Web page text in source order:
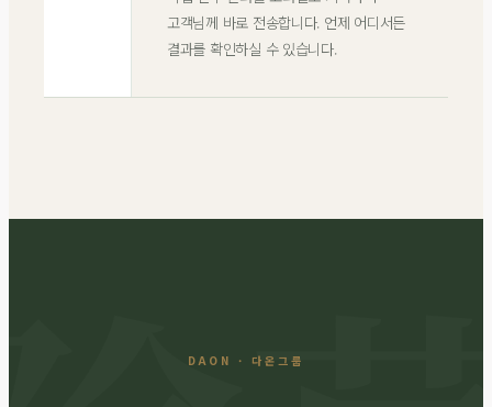
고객님께 바로 전송합니다. 언제 어디서든
결과를 확인하실 수 있습니다.
DAON · 다온그룹